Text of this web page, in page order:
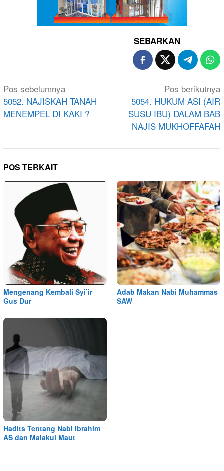
SEBARKAN
Navigasi
pos
Pos sebelumnya
5052. NAJISKAH TANAH
MENEMPEL DI KAKI ?
Pos berikutnya
5054. HUKUM ASI (AIR
SUSU IBU) DALAM BAB
NAJIS MUKHOFFAFAH
POS TERKAIT
Mengenang Kembali Syi’ir
Gus Dur
Adab Makan Nabi Muhammas
SAW
Hadits Tentang Nabi Ibrahim
AS dan Malakul Maut